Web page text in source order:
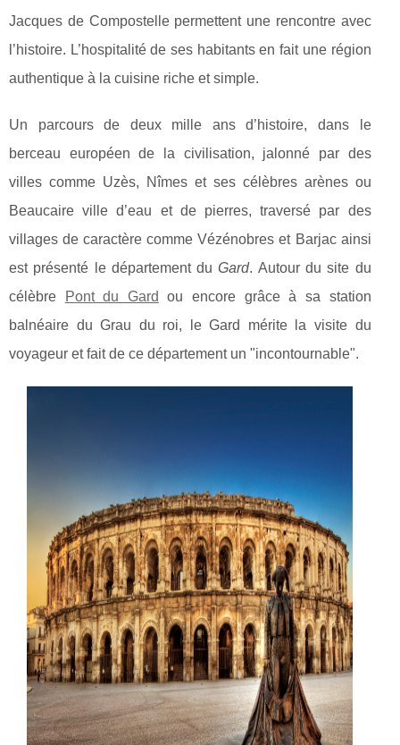
Jacques de Compostelle permettent une rencontre avec
l’histoire. L’hospitalité de ses habitants en fait une région
authentique à la cuisine riche et simple.
Un parcours de deux mille ans d’histoire, dans le
berceau européen de la civilisation, jalonné par des
villes comme Uzès, Nîmes et ses célèbres arènes ou
Beaucaire ville d’eau et de pierres, traversé par des
villages de caractère comme Vézénobres et Barjac ainsi
est présenté le département duGard. Autour du site du
célèbre
Pont du Gard
ou encore grâce à sa station
balnéaire du Grau du roi, le Gard mérite la visite du
voyageur et fait de ce département un "incontournable".